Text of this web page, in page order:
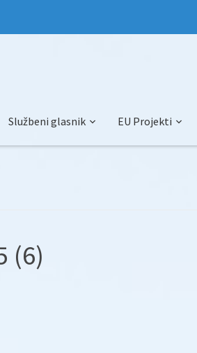
Službeni glasnik EU Projekti
(6)